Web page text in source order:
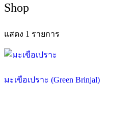
Shop
แสดง 1 รายการ
มะเขือเปราะ (Green Brinjal)